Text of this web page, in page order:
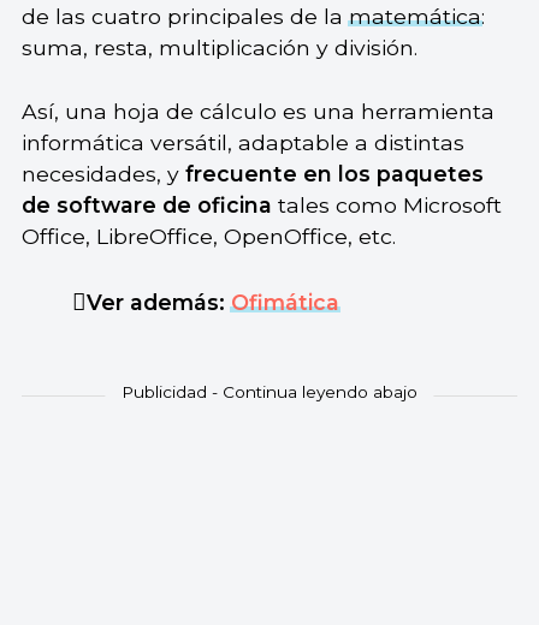
de las cuatro principales de lamatemática:
suma, resta, multiplicación y división.
Así, una hoja de cálculo es una herramienta
informática versátil, adaptable a distintas
necesidades, y frecuente en los paquetes
de software de oficina tales como Microsoft
Office, LibreOffice, OpenOffice, etc.
Ver además:Ofimática